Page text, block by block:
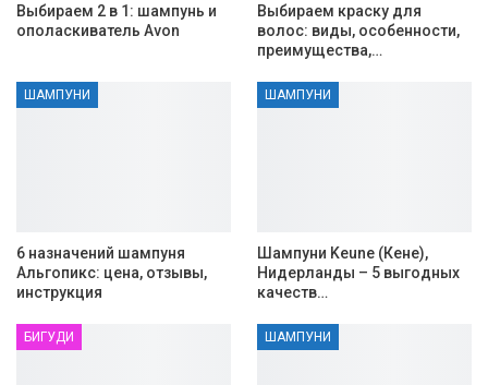
Выбираем 2 в 1: шампунь и
ополаскиватель Avon
Выбираем краску для
волос: виды, особенности,
преимущества,…
ШАМПУНИ
6 назначений шампуня
Альгопикс: цена, отзывы,
инструкция
ШАМПУНИ
Шампуни Keune (Кене),
Нидерланды – 5 выгодных
качеств…
БИГУДИ ШАМПУНИ